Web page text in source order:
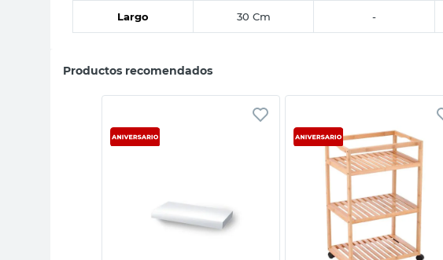
Largo 30 Cm -
Productos recomendados
Vista rápida